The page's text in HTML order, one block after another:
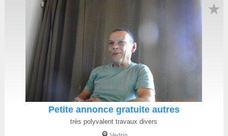
Petite annonce gratuite autres
très polyvalent travaux divers
★